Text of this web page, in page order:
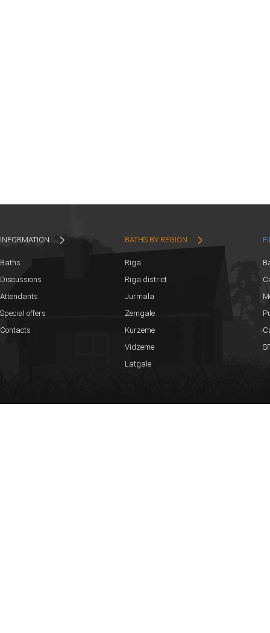
INFORMATION
Baths
Discussions
Attendants
Special offers
Contacts
BATHS BY REGION
Riga
Riga district
Jurmala
Zemgale
Kurzeme
Vidzeme
Latgale